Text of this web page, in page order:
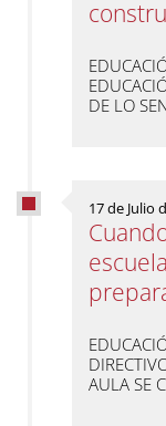
DE LO
17 de Julio
AULA SE